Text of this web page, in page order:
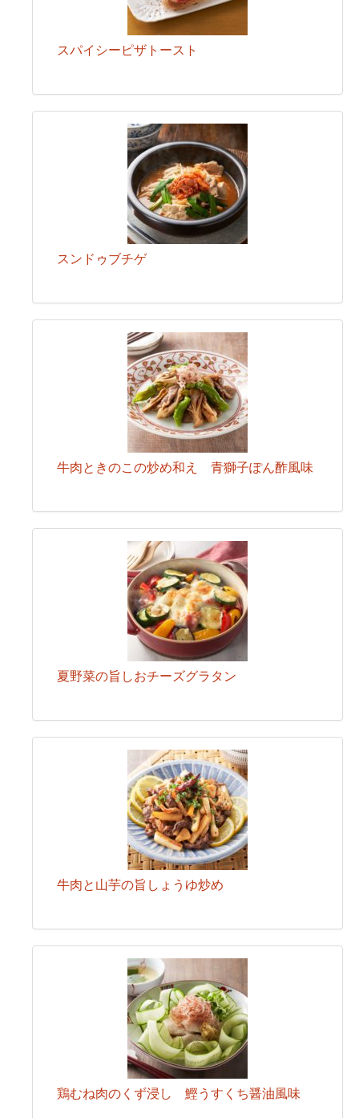
スパイシーピザトースト
スンドゥブチゲ
牛肉ときのこの炒め和え 青獅子ぽん酢風味
夏野菜の旨しおチーズグラタン
牛肉と山芋の旨しょうゆ炒め
鶏むね肉のくず浸し 鰹うすくち醤油風味